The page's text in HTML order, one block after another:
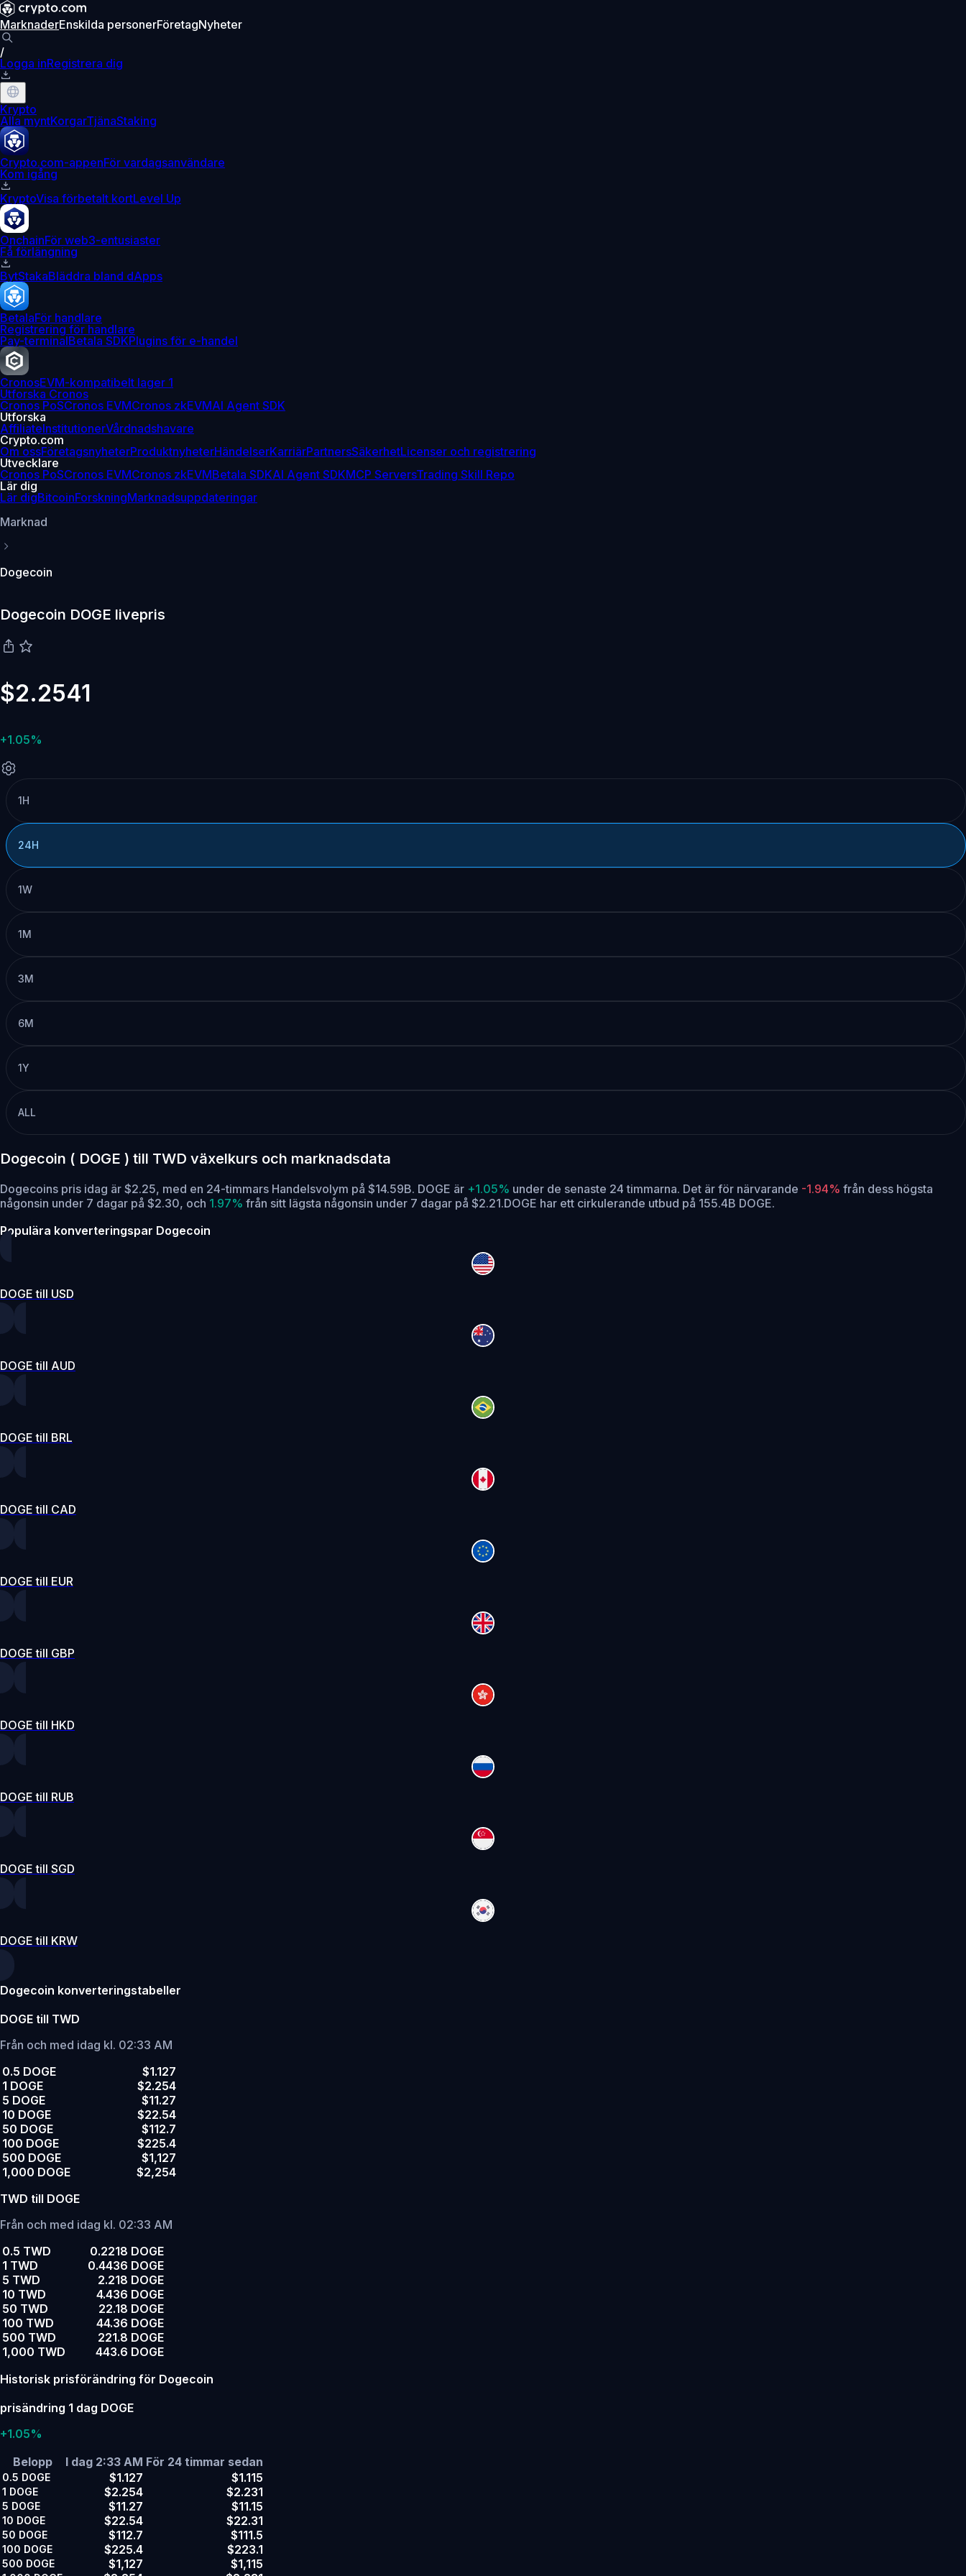
MarknaderEnskilda personerFöretagNyheter
/
Logga inRegistrera dig
Krypto
Alla myntKorgarTjänaStaking
Crypto.com-appenFör vardagsanvändare
Kom igång
KryptoVisa förbetalt kortLevel Up
OnchainFör web3-entusiaster
Få förlängning
BytStakaBläddra bland dApps
BetalaFör handlare
Registrering för handlare
Pay-terminalBetala SDKPlugins för e-handel
CronosEVM-kompatibelt lager 1
Utforska Cronos
Cronos PoSCronos EVMCronos zkEVMAI Agent SDK
Utforska
AffiliateInstitutionerVårdnadshavare
Crypto.com
Om ossFöretagsnyheterProduktnyheterHändelserKarriärPartnersSäkerhetLicenser och registrering
Utvecklare
Cronos PoSCronos EVMCronos zkEVMBetala SDKAI Agent SDKMCP ServersTrading Skill Repo
Lär dig
Lär digBitcoinForskningMarknadsuppdateringar
Marknad
Dogecoin
Dogecoin DOGE livepris
$2.2541
+1.05%
1H
24H
1W
1M
3M
6M
1Y
ALL
Dogecoin ( DOGE ) till TWD växelkurs och marknadsdata
Dogecoins pris idag är $2.25, med en 24-timmars Handelsvolym på $14.59B. DOGE är +1.05% under de senaste 24 timmarna. Det är för närvarande -1.94% från dess högsta
någonsin under 7 dagar på $2.30, och 1.97% från sitt lägsta någonsin under 7 dagar på $2.21.DOGE har ett cirkulerande utbud på 155.4B DOGE.
Populära konverteringspar Dogecoin
DOGE till USD
DOGE till AUD
DOGE till BRL
DOGE till CAD
DOGE till EUR
DOGE till GBP
DOGE till HKD
DOGE till RUB
DOGE till SGD
DOGE till KRW
Dogecoin konverteringstabeller
DOGE till TWD
Från och med idag kl. 02:33 AM
0.5 DOGE
$1.127
1 DOGE
$2.254
5 DOGE
$11.27
10 DOGE
$22.54
50 DOGE
$112.7
100 DOGE
$225.4
500 DOGE
$1,127
1,000 DOGE
$2,254
TWD till DOGE
Från och med idag kl. 02:33 AM
0.5 TWD
0.2218 DOGE
1 TWD
0.4436 DOGE
5 TWD
2.218 DOGE
10 TWD
4.436 DOGE
50 TWD
22.18 DOGE
100 TWD
44.36 DOGE
500 TWD
221.8 DOGE
1,000 TWD
443.6 DOGE
Historisk prisförändring för Dogecoin
prisändring 1 dag DOGE
+1.05%
Belopp
I dag 2:33 AM För 24 timmar sedan
0.5 DOGE $1.127 $1.115
1 DOGE $2.254 $2.231
5 DOGE $11.27 $11.15
10 DOGE $22.54 $22.31
50 DOGE $112.7 $111.5
100 DOGE $225.4 $223.1
500 DOGE $1,127 $1,115